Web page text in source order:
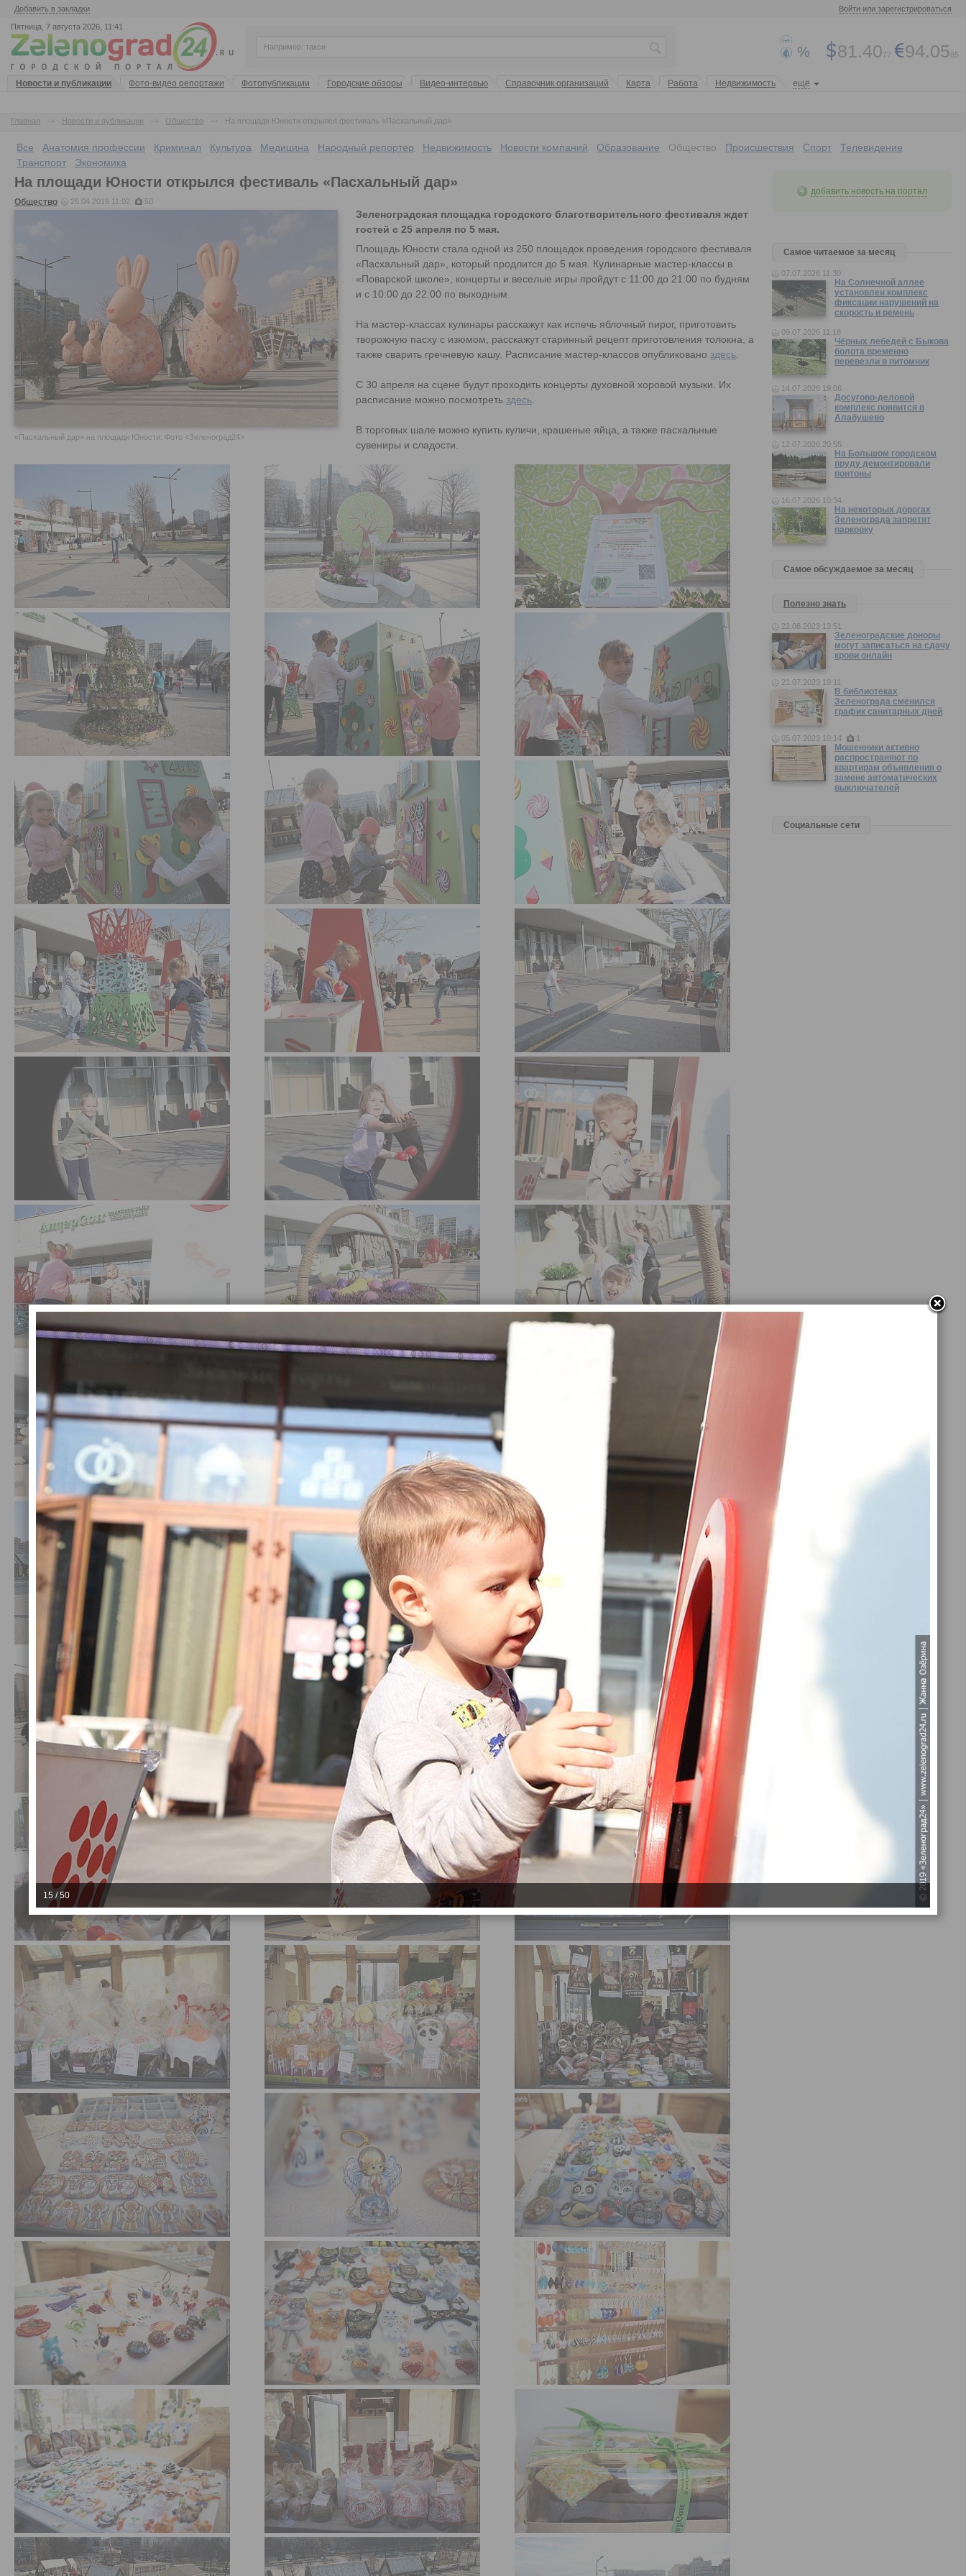
Добавить в закладки Войти или зарегистрироваться
Пятница, 7 августа 2026, 11:41
% 81.4077 94.0585
Новости и публикации Фото-видео репортажи Фотопубликации Городские обзоры Видео-интервью Справочник организаций Карта Работа Недвижимость ещё
Главная Новости и публикации Общество На площади Юности открылся фестиваль «Пасхальный дар»
Все Анатомия профессии Криминал Культура Медицина Народный репортер Недвижимость Новости компаний Образование Общество Происшествия Спорт
Телевидение
Транспорт
Экономика
На площади Юности открылся фестиваль «Пасхальный дар»
Общество 26.04.2019 11:02 50
«Пасхальный дар» на площади Юности. Фото «Зеленоград24»
Зеленоградская площадка городского благотворительного фестиваля ждет
гостей с 25 апреля по 5 мая.
Площадь Юности стала одной из 250 площадок проведения городского фестиваля
«Пасхальный дар», который продлится до 5 мая. Кулинарные мастер-классы в
«Поварской школе», концерты и веселые игры пройдут с 11:00 до 21:00 по будням
и с 10:00 до 22:00 по выходным.
На мастер-классах кулинары расскажут как испечь яблочный пирог, приготовить
творожную пасху с изюмом, расскажут старинный рецепт приготовления толокна, а
также сварить гречневую кашу. Расписание мастер-классов опубликовано здесь
С 30 апреля на сцене будут проходить концерты духовной хоровой музыки. Их
расписание можно посмотреть здесь
В торговых шале можно купить куличи, крашеные яйца, а также пасхальные
сувениры и сладости.
добавить новость на портал
Самое читаемое за месяц
07.07.2026 11:30
На Солнечной аллее
установлен комплекс
фиксации нарушений на
скорость и ремень
09.07.2026 11:18
Чёрных лебедей с Быкова
болота временно
перевезли в питомник
14.07.2026 19:06
Досугово-деловой
комплекс появится в
Алабушево
12.07.2026 20:55
На Большом городском
пруду демонтировали
понтоны
16.07.2026 10:34
На некоторых дорогах
Зеленограда запретят
парковку
Самое обсуждаемое за месяц
Полезно знать
22.08.2023 13:51
Зеленоградские доноры
могут записаться на сдачу
крови онлайн
21.07.2023 10:11
В библиотеках
Зеленограда сменился
график санитарных дней
05.07.2023 10:14 1
Мошенники активно
распространяют по
квартирам объявления о
замене автоматических
выключателей
Социальные сети
15 / 50